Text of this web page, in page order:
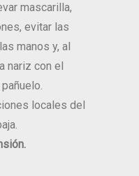
mascarilla,
evitar las
manos y, al
nariz con el
locales del